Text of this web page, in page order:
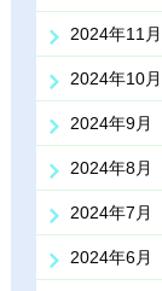
2024年11月
2024年10月
2024年9月
2024年8月
2024年7月
2024年6月